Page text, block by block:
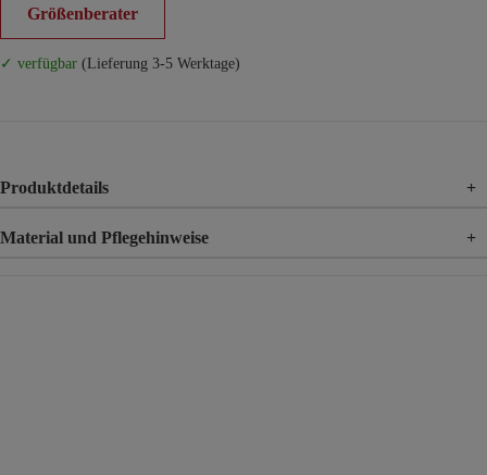
Größenberater
✓ verfügbar (Lieferung 3-5 Werktage)
Produktdetails +
Material und Pflegehinweise +